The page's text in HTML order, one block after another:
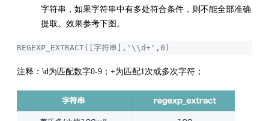
字符串，如果字符串中有多处符合条件，则不能全部准确
提取。效果参考下图。
REGEXP_EXTRACT([字符串],'\\d+',0)
注释：\d为匹配数字0-9；+为匹配1次或多次字符；